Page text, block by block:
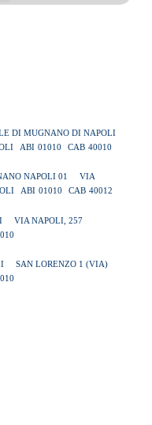
DI MUGNANO DI NAPOLI
ABI 01010 CAB 40010
NAPOLI 01
VIA
ABI 01010 CAB 40012
VIA NAPOLI, 257
SAN LORENZO 1 (VIA)